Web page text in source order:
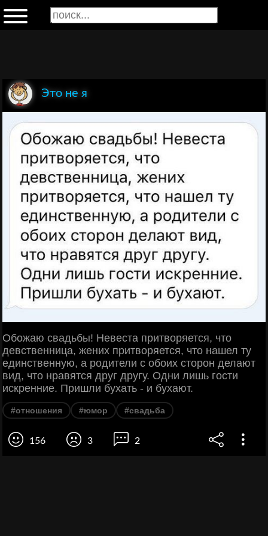
Это не я
Обожаю свадьбы! Невеста притворяется, что
девственница, жених притворяется, что нашел ту
единственную, а родители с обоих сторон делают
вид, что нравятся друг другу. Одни лишь гости
искренние. Пришли бухать - и бухают.
#отношения #юмор #свадьба
156 3 2